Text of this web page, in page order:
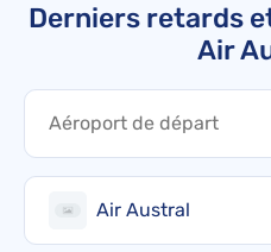
Derniers retards
Air
Air Austral